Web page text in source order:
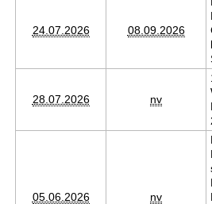
24.07.2026 08.09.2026
28.07.2026 nv
05.06.2026 nv